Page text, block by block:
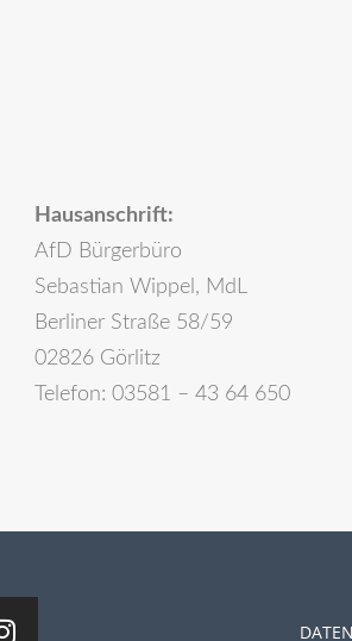
Hausanschrift:
AfD Bürgerbüro
Sebastian Wippel, MdL
Berliner Straße 58/59
02826 Görlitz
Telefon: 03581 – 43 64 650